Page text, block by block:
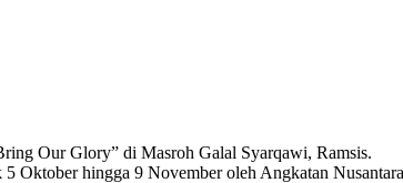
Our Glory” di Masroh Galal Syarqawi, Ramsis.
Oktober hingga 9 November oleh Angkatan